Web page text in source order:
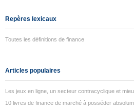
Repères lexicaux
Toutes les définitions de finance
Articles populaires
Les jeux en ligne, un secteur contracyclique et
10 livres de finance de marché à posséder